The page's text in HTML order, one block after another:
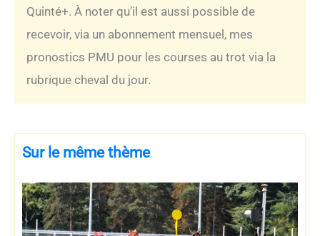
Quinté+. À noter qu’il est aussi possible de
recevoir, via un abonnement mensuel, mes
pronostics PMU pour les courses au trot via la
rubrique cheval du jour.
Sur le même thème